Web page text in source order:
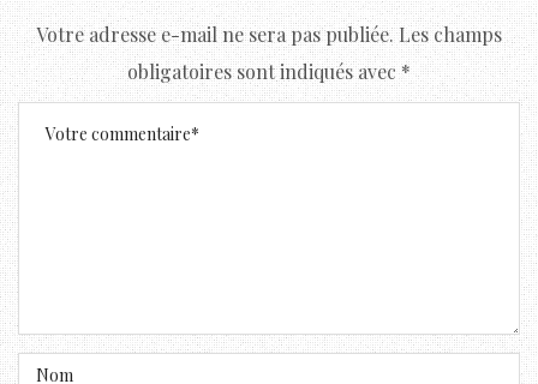
Votre adresse e-mail ne sera pas publiée. Les champs
obligatoires sont indiqués avec*